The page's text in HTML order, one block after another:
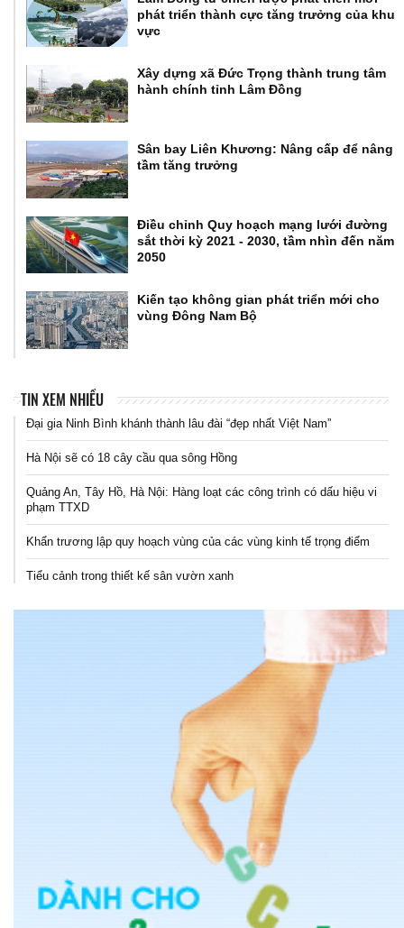
phát triển thành cực tăng trưởng của khu
vực
Xây dựng xã Đức Trọng thành trung tâm
hành chính tỉnh Lâm Đồng
Sân bay Liên Khương: Nâng cấp để nâng
tầm tăng trưởng
Điều chỉnh Quy hoạch mạng lưới đường
sắt thời kỳ 2021 - 2030, tầm nhìn đến năm
2050
Kiến tạo không gian phát triển mới cho
vùng Đông Nam Bộ
TIN XEM NHIỀU
Đại gia Ninh Bình khánh thành lâu đài “đẹp nhất Việt Nam”
Hà Nội sẽ có 18 cây cầu qua sông Hồng
Quảng An, Tây Hồ, Hà Nội: Hàng loạt các công trình có dấu hiệu vi
phạm TTXD
Khẩn trương lập quy hoạch vùng của các vùng kinh tế trọng điểm
Tiểu cảnh trong thiết kế sân vườn xanh